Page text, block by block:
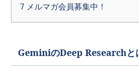
7 メルマガ会員募集中！
GeminiのDeep Researchと